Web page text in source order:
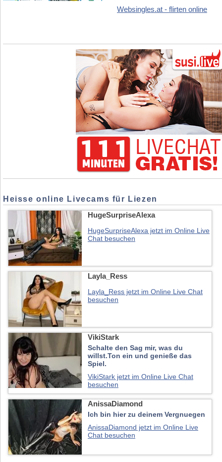
Websingles.at - flirten online
Heisse online Livecams für Liezen
HugeSurpriseAlexa
HugeSurpriseAlexa jetzt im Online Live
Chat besuchen
Layla_Ress
Layla_Ress jetzt im Online Live Chat
besuchen
VikiStark
Schalte den Sag mir, was du
willst.Ton ein und genieße das
Spiel.
VikiStark jetzt im Online Live Chat
besuchen
AnissaDiamond
Ich bin hier zu deinem Vergnuegen
AnissaDiamond jetzt im Online Live
Chat besuchen